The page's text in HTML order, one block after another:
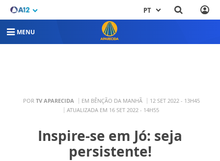
PT
MENU
POR TV APARECIDA EM BÊNÇÃO DA MANHÃ
12 SET 2022 - 13H45
ATUALIZADA EM 16 SET 2022 - 14H55
Inspire-se em Jó: seja
persistente!